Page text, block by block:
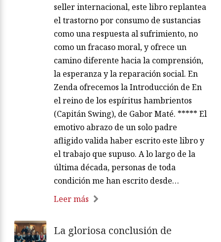
seller internacional, este libro replantea
el trastorno por consumo de sustancias
como una respuesta al sufrimiento, no
como un fracaso moral, y ofrece un
camino diferente hacia la comprensión,
la esperanza y la reparación social. En
Zenda ofrecemos la Introducción de En
el reino de los espíritus hambrientos
(Capitán Swing), de Gabor Maté. ***** El
emotivo abrazo de un solo padre
afligido valida haber escrito este libro y
el trabajo que supuso. A lo largo de la
última década, personas de toda
condición me han escrito desde…
Leer más
La gloriosa conclusión de